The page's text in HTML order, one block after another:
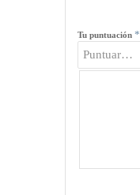
Tu puntuación*